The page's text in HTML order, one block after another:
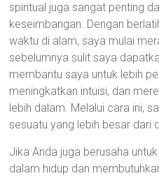
spiritual juga sangat penting
keseimbangan. Dengan
waktu di alam, saya mulai
sebelumnya sulit saya
membantu saya untuk lebih
meningkatkan intuisi, dan
lebih dalam. Melalui cara ini,
sesuatu yang lebih besar dari
Jika Anda juga berusaha
dalam hidup dan